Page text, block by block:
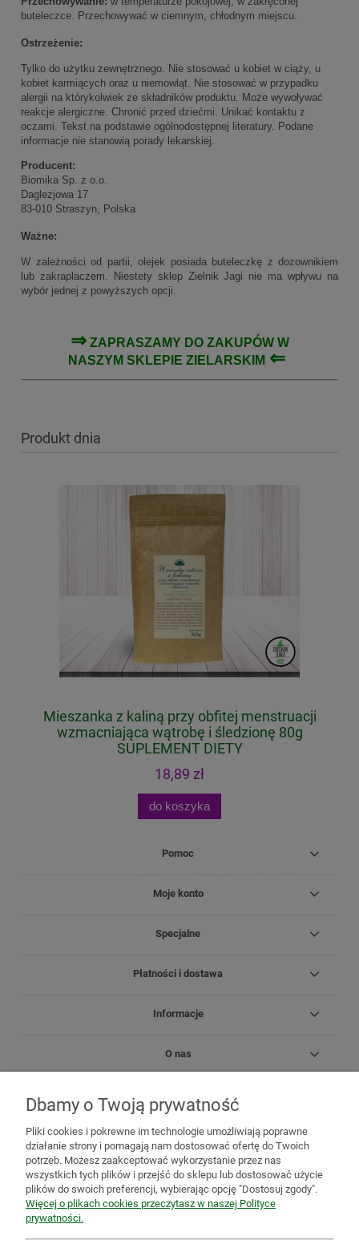
buteleczce. Przechowywać w ciemnym, chłodnym miejscu.
Ostrzeżenie:
Tylko do użytku zewnętrznego. Nie stosować u kobiet w ciąży, u
kobiet karmiących oraz u niemowląt. Nie stosować w przypadku
alergii na którykolwiek ze składników produktu. Może wywoływać
reakcje alergiczne. Chronić przed dziećmi. Unikać kontaktu z
oczami. Tekst na podstawie ogólnodostępnej literatury. Podane
informacje nie stanowią porady lekarskiej.
Producent:
Biomika Sp. z o.o.
Daglezjowa 17
83-010 Straszyn, Polska
Ważne:
W zależności od partii, olejek posiada buteleczkę z dozownikiem
lub zakraplaczem. Niestety sklep Zielnik Jagi nie ma wpływu na
wybór jednej z powyższych opcji.
⇒ ZAPRASZAMY DO ZAKUPÓW W
NASZYM SKLEPIE ZIELARSKIM ⇐
Produkt dnia
Mieszanka z kaliną przy obfitej menstruacji
wzmacniająca wątrobę i śledzionę 80g
SUPLEMENT DIETY
18,89 zł
do koszyka
Pomoc
Moje konto
Specjalne
Płatności i dostawa
Informacje
O nas
Copyright Zielnik Jagi
Mazidła, maści, oleje lecznicze Olejki Olejki eteryczne
Olejki
pielęgnacyjne
Kosmetyki Biomika
Black for White
Medicprogress
Sól do kąpieli Zioła do kąpieli
Susze, herbatki
ziołowe i owocowe
Zioła jednorodne Mieszanki ziołowe
Zioła
mielone
Mieszanki owocowo-ziołowe
Herbatki funkcjonalne
Zioła na trawienie i wzdęcia
Dbamy o Twoją prywatność
Pliki cookies i pokrewne im technologie umożliwiają poprawne
działanie strony i pomagają nam dostosować ofertę do Twoich
potrzeb. Możesz zaakceptować wykorzystanie przez nas
wszystkich tych plików i przejść do sklepu lub dostosować użycie
plików do swoich preferencji, wybierając opcję "Dostosuj zgody".
Więcej o plikach cookies przeczytasz w naszej Polityce
prywatności.